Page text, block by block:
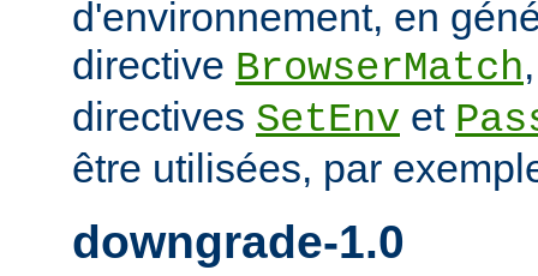
d'environnement, en
directive BrowserMatch
directives SetEnv et
être utilisées, par
downgrade-1.0